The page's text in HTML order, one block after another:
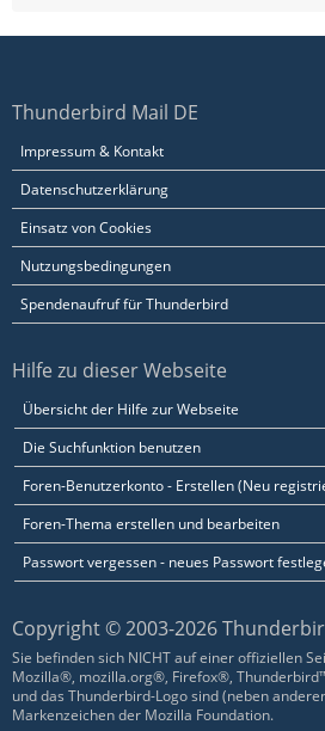
Thunderbird Mail DE
Impressum & Kontakt
Datenschutzerklärung
Einsatz von Cookies
Nutzungsbedingungen
Spendenaufruf für Thunderbird
Hilfe zu dieser Webseite
Übersicht der Hilfe zur Webseite
Die Suchfunktion benutzen
Foren-Benutzerkonto - Erstellen (Neu
Foren-Thema erstellen und bearbeiten
Passwort vergessen - neues Passwort
Copyright © 2003-2026
Sie befinden sich NICHT auf einer offiziellen
Mozilla®, mozilla.org®, Firefox®,
und das Thunderbird-Logo sind (neben
Markenzeichen der Mozilla Foundation.